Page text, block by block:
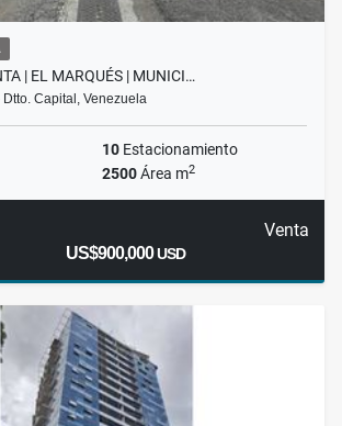
| EL MARQUÉS | MUNICI…
Capital, Venezuela
10 Estacionamiento
2500Área m2
Venta
US$900,000USD